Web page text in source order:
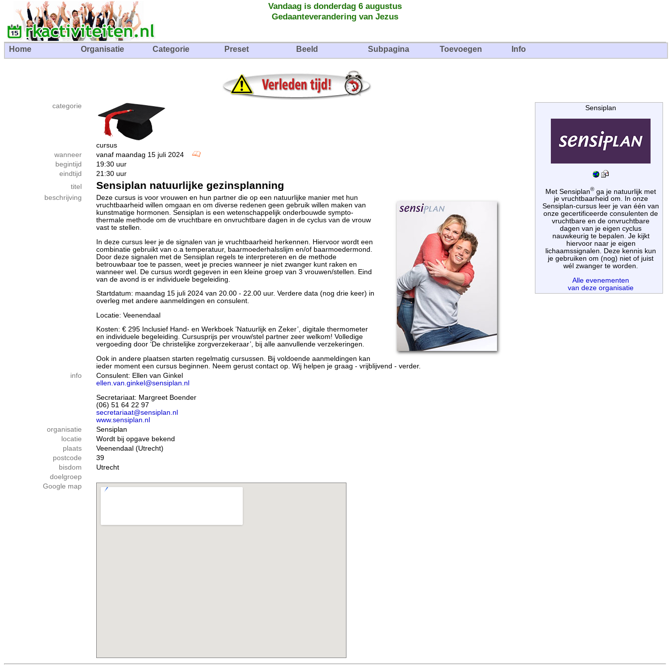
Vandaag is donderdag 6 augustus
Gedaanteverandering van Jezus
Home Organisatie Categorie Preset Beeld Subpagina Toevoegen Info
categorie
cursus
Sensiplan
Met Sensiplan® ga je natuurlijk met
je vruchtbaarheid om. In onze
Sensiplan-cursus leer je van één van
onze gecertificeerde consulenten de
vruchtbare en de onvruchtbare
dagen van je eigen cyclus
nauwkeurig te bepalen. Je kijkt
hiervoor naar je eigen
lichaamssignalen. Deze kennis kun
je gebruiken om (nog) niet of juist
wél zwanger te worden.
Alle evenementen
van deze organisatie
wanneer
vanaf maandag 15 juli 2024
begintijd
19:30 uur
eindtijd
21:30 uur
titel
Sensiplan natuurlijke gezinsplanning
beschrijving
Deze cursus is voor vrouwen en hun partner die op een natuurlijke manier met hun
vruchtbaarheid willen omgaan en om diverse redenen geen gebruik willen maken van
kunstmatige hormonen. Sensiplan is een wetenschappelijk onderbouwde sympto-
thermale methode om de vruchtbare en onvruchtbare dagen in de cyclus van de vrouw
vast te stellen.
In deze cursus leer je de signalen van je vruchtbaarheid herkennen. Hiervoor wordt een
combinatie gebruikt van o.a temperatuur, baarmoederhalsslijm en/of baarmoedermond.
Door deze signalen met de Sensiplan regels te interpreteren en de methode
betrouwbaar toe te passen, weet je precies wanneer je niet zwanger kunt raken en
wanneer wel. De cursus wordt gegeven in een kleine groep van 3 vrouwen/stellen. Eind
van de avond is er individuele begeleiding.
Startdatum: maandag 15 juli 2024 van 20.00 - 22.00 uur. Verdere data (nog drie keer) in
overleg met andere aanmeldingen en consulent.
Locatie: Veenendaal
Kosten: € 295 Inclusief Hand- en Werkboek ’Natuurlijk en Zeker’, digitale thermometer
en individuele begeleiding. Cursusprijs per vrouw/stel partner zeer welkom! Volledige
vergoeding door ‘De christelijke zorgverzekeraar’, bij alle aanvullende verzekeringen.
Ook in andere plaatsen starten regelmatig cursussen. Bij voldoende aanmeldingen kan
ieder moment een cursus beginnen. Neem gerust contact op. Wij helpen je graag - vrijblijvend - verder.
info
Consulent: Ellen van Ginkel
ellen.van.ginkel@sensiplan.nl
Secretariaat: Margreet Boender
(06) 51 64 22 97
secretariaat@sensiplan.nl
www.sensiplan.nl
organisatie
Sensiplan
locatie
Wordt bij opgave bekend
plaats
Veenendaal (Utrecht)
postcode
39
bisdom
Utrecht
doelgroep
Google map